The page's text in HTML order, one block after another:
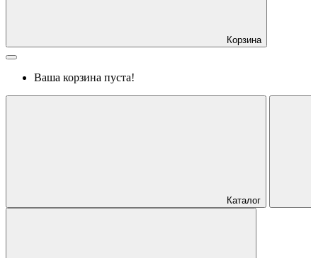
Корзина
Ваша корзина пуста!
Каталог